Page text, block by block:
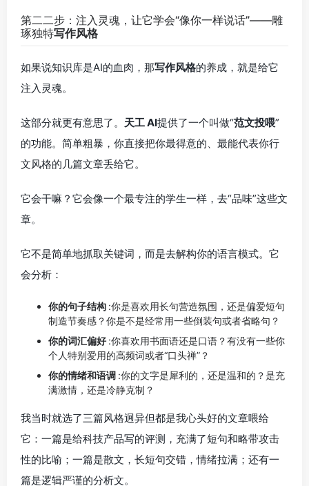
第二二步：注入灵魂，让它学会“像你一样说话”——雕
琢独特写作风格
如果说知识库是AI的血肉，那写作风格的养成，就是给它
注入灵魂。
这部分就更有意思了。 天工 AI提供了一个叫做“范文投喂”
的功能。简单粗暴，你直接把你最得意的、最能代表你行
文风格的几篇文章丢给它。
它会干嘛？它会像一个最专注的学生一样，去“品味”这些文
章。
它不是简单地抓取关键词，而是去解构你的语言模式。它
会分析：
你的句子结构 :你是喜欢用长句营造氛围，还是偏爱短句
制造节奏感？你是不是经常用一些倒装句或者省略句？
你的词汇偏好 :你喜欢用书面语还是口语？有没有一些你
个人特别爱用的高频词或者“口头禅”？
你的情绪和语调 :你的文字是犀利的，还是温和的？是充
满激情，还是冷静克制？
我当时就选了三篇风格迥异但都是我心头好的文章喂给
它：一篇是给科技产品写的评测，充满了短句和略带攻击
性的比喻；一篇是散文，长短句交错，情绪拉满；还有一
篇是逻辑严谨的分析文。